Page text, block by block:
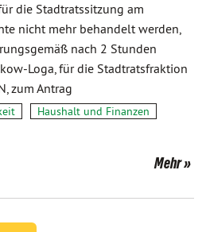
die Stadtratssitzung am
nicht mehr behandelt werden,
nach 2 Stunden
Loga, für die Stadtratsfraktion
zum Antrag
Haushalt und Finanzen
Mehr